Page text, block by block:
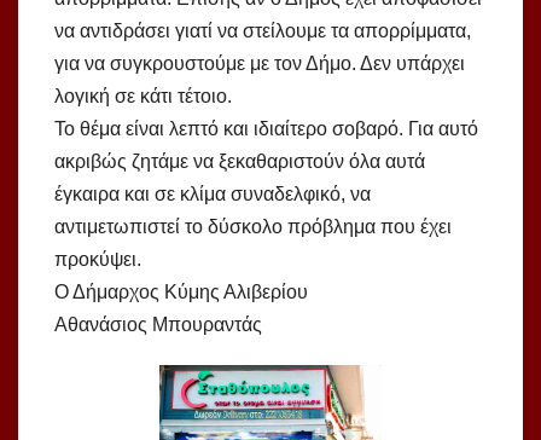
να αντιδράσει γιατί να στείλουμε τα απορρίμματα,
για να συγκρουστούμε με τον Δήμο. Δεν υπάρχει
λογική σε κάτι τέτοιο.
Το θέμα είναι λεπτό και ιδιαίτερο σοβαρό. Για αυτό
ακριβώς ζητάμε να ξεκαθαριστούν όλα αυτά
έγκαιρα και σε κλίμα συναδελφικό, να
αντιμετωπιστεί το δύσκολο πρόβλημα που έχει
προκύψει.
Ο Δήμαρχος Κύμης Αλιβερίου
Αθανάσιος Μπουραντάς